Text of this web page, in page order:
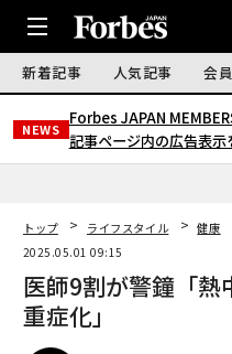
新着記事 人気記事 会
NEWS
Forbes JAPAN
記事ページ内の広告表
トップ ライフスタイル 健康
2025.05.01 09:15
医師9割が警鐘「熱
重症化」